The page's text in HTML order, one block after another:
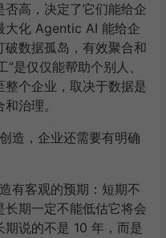
高，决定了它们能给企
大化 Agentic AI 能给企
数据孤岛，有效聚合和
是仅仅能帮助个别人、
个企业，取决于数据是
治理。
造，企业还需要有明确
有客观的预期：短期不
期一定不能低估它将会
说的不是 10 年，而是